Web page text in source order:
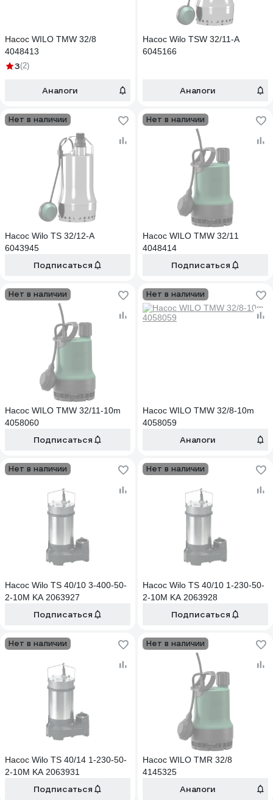
Насос WILO TMW 32/8
4048413
3(2)
Аналоги
Насос Wilo TSW 32/11-A
6045166
Аналоги
Нет в наличии
Насос Wilo TS 32/12-A
6043945
Подписаться
Нет в наличии
Насос WILO TMW 32/11
4048414
Подписаться
Нет в наличии
Насос WILO TMW 32/11-10m
4058060
Подписаться
Нет в наличии
Насос WILO TMW 32/8-10m
4058059
Аналоги
Нет в наличии
Насос Wilo TS 40/10 3-400-50-
2-10M KA 2063927
Подписаться
Нет в наличии
Насос Wilo TS 40/10 1-230-50-
2-10M KA 2063928
Подписаться
Нет в наличии
Насос Wilo TS 40/14 1-230-50-
2-10M KA 2063931
Подписаться
Нет в наличии
Насос WILO TMR 32/8
4145325
Аналоги